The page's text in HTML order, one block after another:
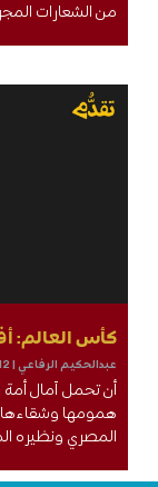
من الشعارات
كأس العالم:
عبدالحكيم الرفاعي 12 يوليو، 2026
أن تحمل آمال
همومها وشقاءها
المصري ونظيره